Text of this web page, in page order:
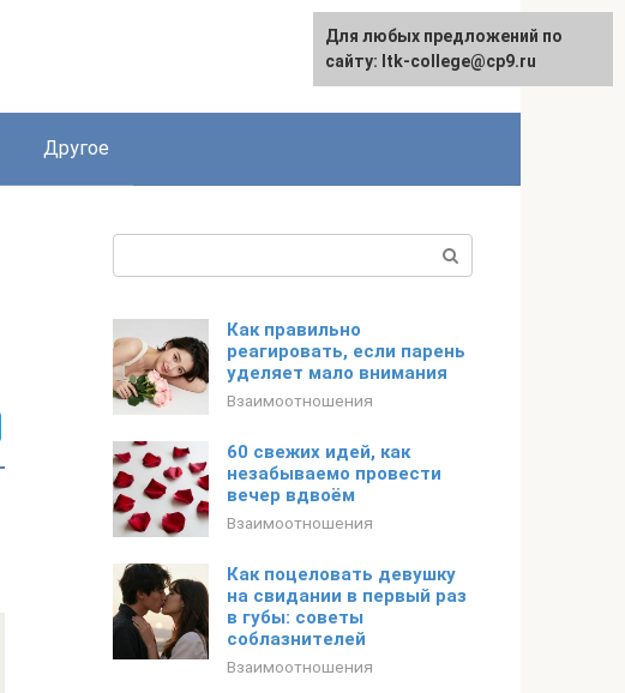
Другое
Как правильно
реагировать, если парень
уделяет мало внимания
Взаимоотношения
60 свежих идей, как
незабываемо провести
вечер вдвоём
Взаимоотношения
Как поцеловать девушку
на свидании в первый раз
в губы: советы
соблазнителей
Взаимоотношения
Для любых предложений по
сайту: ltk-college@cp9.ru